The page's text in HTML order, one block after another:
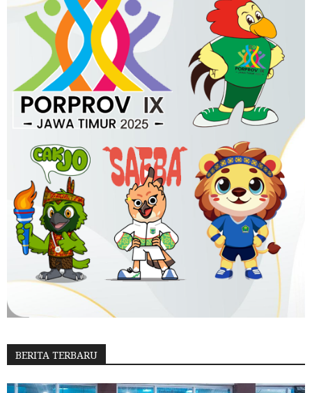
BERITA TERBARU